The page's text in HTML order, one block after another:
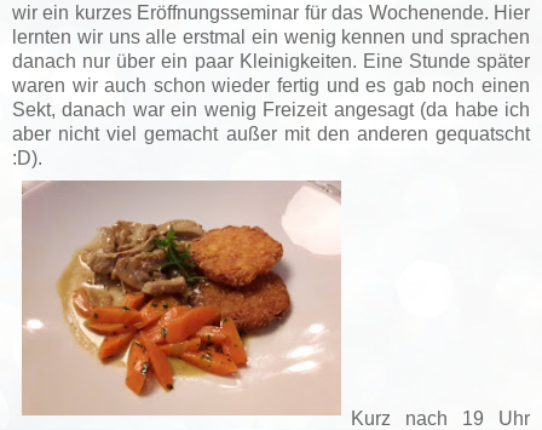
wir ein kurzes Eröffnungsseminar für das Wochenende. Hier
lernten wir uns alle erstmal ein wenig kennen und sprachen
danach nur über ein paar Kleinigkeiten. Eine Stunde später
waren wir auch schon wieder fertig und es gab noch einen
Sekt, danach war ein wenig Freizeit angesagt (da habe ich
aber nicht viel gemacht außer mit den anderen gequatscht
:D).
Kurz nach 19 Uhr